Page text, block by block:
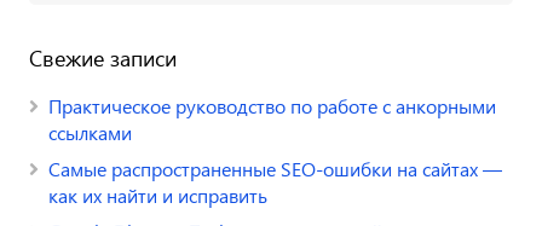
Свежие записи
Практическое руководство по работе с анкорными
ссылками
Самые распространенные SEO-ошибки на сайтах —
как их найти и исправить